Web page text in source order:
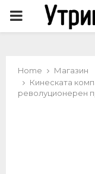
PRIMARY
Home
Магазин
Кинеската
револуционерен